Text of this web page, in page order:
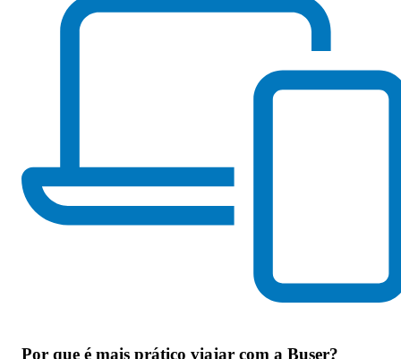
Por que é mais prático viajar com a Buser?